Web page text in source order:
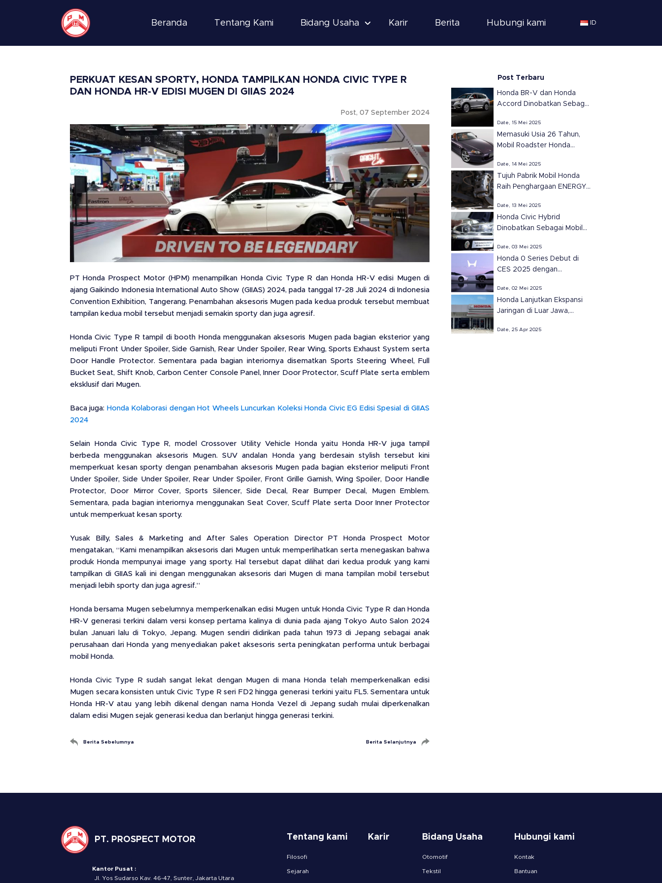
Beranda Tentang Kami Bidang Usaha Karir Berita Hubungi kami ID
PERKUAT KESAN SPORTY, HONDA TAMPILKAN HONDA CIVIC TYPE R
DAN HONDA HR-V EDISI MUGEN DI GIIAS 2024
Post, 07 September 2024
PT Honda Prospect Motor (HPM) menampilkan Honda Civic Type R dan Honda HR-V edisi Mugen di
ajang Gaikindo Indonesia International Auto Show (GIIAS) 2024, pada tanggal 17-28 Juli 2024 di Indonesia
Convention Exhibition, Tangerang. Penambahan aksesoris Mugen pada kedua produk tersebut membuat
tampilan kedua mobil tersebut menjadi semakin sporty dan juga agresif.
Honda Civic Type R tampil di booth Honda menggunakan aksesoris Mugen pada bagian eksterior yang
meliputi Front Under Spoiler, Side Garnish, Rear Under Spoiler, Rear Wing, Sports Exhaust System serta
Door Handle Protector. Sementara pada bagian interiornya disematkan Sports Steering Wheel, Full
Bucket Seat, Shift Knob, Carbon Center Console Panel, Inner Door Protector, Scuff Plate serta emblem
eksklusif dari Mugen.
Baca juga: Honda Kolaborasi dengan Hot Wheels Luncurkan Koleksi Honda Civic EG Edisi Spesial di GIIAS
2024
Selain Honda Civic Type R, model Crossover Utility Vehicle Honda yaitu Honda HR-V juga tampil
berbeda menggunakan aksesoris Mugen. SUV andalan Honda yang berdesain stylish tersebut kini
memperkuat kesan sporty dengan penambahan aksesoris Mugen pada bagian eksterior meliputi Front
Under Spoiler, Side Under Spoiler, Rear Under Spoiler, Front Grille Garnish, Wing Spoiler, Door Handle
Protector, Door Mirror Cover, Sports Silencer, Side Decal, Rear Bumper Decal, Mugen Emblem.
Sementara, pada bagian interiornya menggunakan Seat Cover, Scuff Plate serta Door Inner Protector
untuk memperkuat kesan sporty.
Yusak Billy, Sales & Marketing and After Sales Operation Director PT Honda Prospect Motor
mengatakan, “Kami menampilkan aksesoris dari Mugen untuk memperlihatkan serta menegaskan bahwa
produk Honda mempunyai image yang sporty. Hal tersebut dapat dilihat dari kedua produk yang kami
tampilkan di GIIAS kali ini dengan menggunakan aksesoris dari Mugen di mana tampilan mobil tersebut
menjadi lebih sporty dan juga agresif.”
Honda bersama Mugen sebelumnya memperkenalkan edisi Mugen untuk Honda Civic Type R dan Honda
HR-V generasi terkini dalam versi konsep pertama kalinya di dunia pada ajang Tokyo Auto Salon 2024
bulan Januari lalu di Tokyo, Jepang. Mugen sendiri didirikan pada tahun 1973 di Jepang sebagai anak
perusahaan dari Honda yang menyediakan paket aksesoris serta peningkatan performa untuk berbagai
mobil Honda.
Honda Civic Type R sudah sangat lekat dengan Mugen di mana Honda telah memperkenalkan edisi
Mugen secara konsisten untuk Civic Type R seri FD2 hingga generasi terkini yaitu FL5. Sementara untuk
Honda HR-V atau yang lebih dikenal dengan nama Honda Vezel di Jepang sudah mulai diperkenalkan
dalam edisi Mugen sejak generasi kedua dan berlanjut hingga generasi terkini.
Berita Sebelumnya Berita Selanjutnya
Post Terbaru
Honda BR-V dan Honda
Accord Dinobatkan Sebagai
Tahun 2025 di Meksiko
versi Automovil
Panamericano
Date, 15 Mei 2025
Memasuki Usia 26 Tahun,
Mobil Roadster Honda
Populer
Date, 14 Mei 2025
Tujuh Pabrik Mobil Honda
Raih Penghargaan ENERGY
Efisiensi Energi di Amerika
Serikat
Date, 13 Mei 2025
Honda Civic Hybrid
Dinobatkan Sebagai Mobil
2025.
Date, 03 Mei 2025
Honda 0 Series Debut di
CES 2025 dengan
Date, 02 Mei 2025
Honda Lanjutkan Ekspansi
Jaringan di Luar Jawa,
di Sumatera Selatan
Date, 25 Apr 2025
PT. PROSPECT MOTOR
Kantor Pusat :
Jl. Yos Sudarso Kav. 46-47, Sunter, Jakarta Utara
Tentang kami
Filosofi
Sejarah
Karir Bidang Usaha
Otomotif
Tekstil
Hubungi kami
Kontak
Bantuan